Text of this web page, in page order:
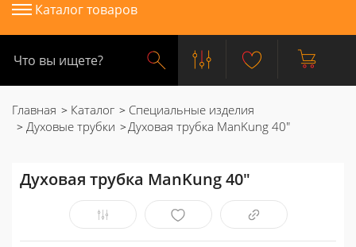
Каталог товаров
Главная Каталог
Специальные изделия
Духовые трубки
Духовая трубка ManKung 40"
Духовая трубка ManKung 40"